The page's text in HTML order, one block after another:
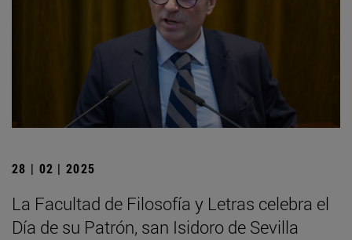
28 | 02 | 2025
La Facultad de Filosofía y Letras celebra el
Día de su Patrón, san Isidoro de Sevilla